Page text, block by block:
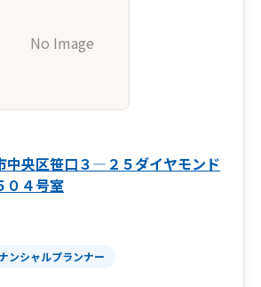
No Image
中央区笹口３―２５ダイヤモンド
０４号室
ンシャルプランナー